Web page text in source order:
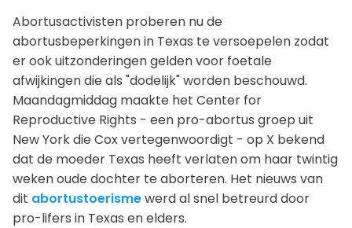
Abortusactivisten proberen nu de
abortusbeperkingen in Texas te versoepelen zodat
er ook uitzonderingen gelden voor foetale
afwijkingen die als "dodelijk" worden beschouwd.
Maandagmiddag maakte het Center for
Reproductive Rights - een pro-abortus groep uit
New York die Cox vertegenwoordigt - op X bekend
dat de moeder Texas heeft verlaten om haar twintig
weken oude dochter te aborteren. Het nieuws van
dit abortustoerismewerd al snel betreurd door
pro-lifers in Texas en elders.